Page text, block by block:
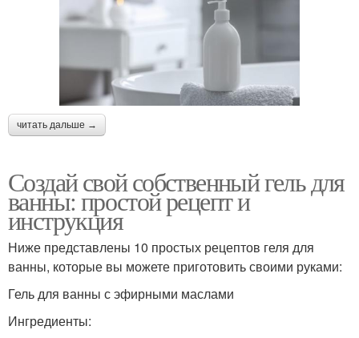
читать дальше →
Создай свой собственный гель для
ванны: простой рецепт и
инструкция
Ниже представлены 10 простых рецептов геля для
ванны, которые вы можете приготовить своими руками:
Гель для ванны с эфирными маслами
Ингредиенты: